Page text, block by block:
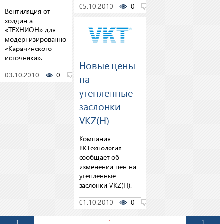
Вентиляция от
холдинга
«ТЕХНИОН» для
модернизированного
«Карачинского
источника».
03.10.2010
0
05.10.2010
0
Новые цены
на
утепленные
заслонки
VKZ(H)
Компания
ВКТехнология
сообщает об
изменении цен на
утепленные
заслонки VKZ(H).
01.10.2010
0
1
1
1